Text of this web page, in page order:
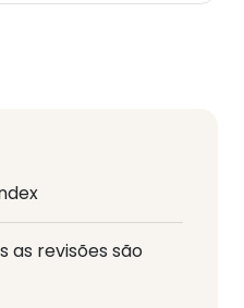
as revisões são